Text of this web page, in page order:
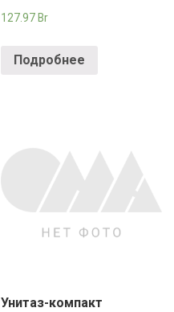
127.97 Br
Подробнее
Унитаз-компакт